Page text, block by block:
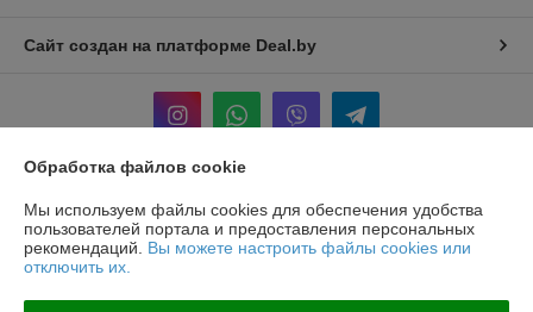
Сайт создан на платформе Deal.by
Информация для покупателя
Юридическое лицо: ООО "ГЕРОНА АГРО"
223053 Минский р-н д.Боровляны, ул.40 лет Победы, д.40 каб.5
Обработка файлов cookie
Мы используем файлы cookies для обеспечения удобства
пользователей портала и предоставления персональных
рекомендаций. Вы можете настроить файлы cookies или
отключить их.